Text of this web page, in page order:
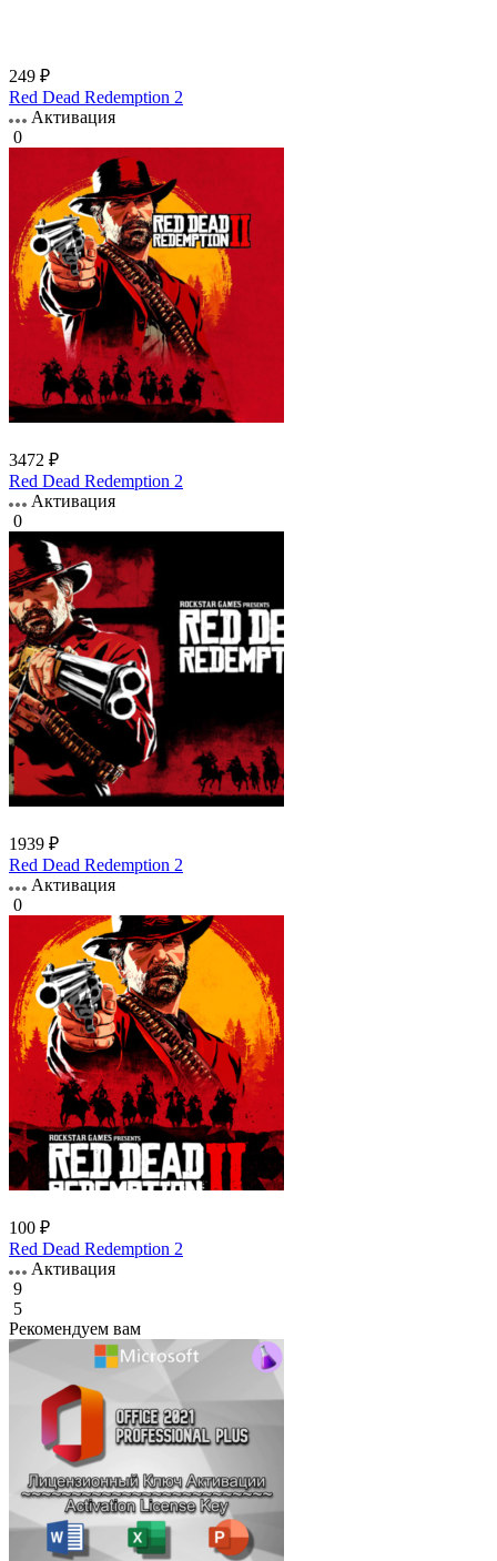
249 ₽
Red Dead Redemption 2
Активация
0
3472 ₽
Red Dead Redemption 2
Активация
0
1939 ₽
Red Dead Redemption 2
Активация
0
100 ₽
Red Dead Redemption 2
Активация
9
5
Рекомендуем вам